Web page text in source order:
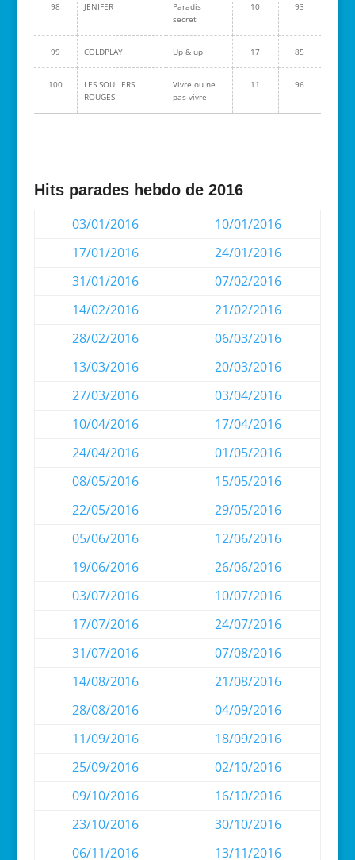
98 JENIFER
Paradis
secret
10 93
99 COLDPLAY Up & up 17 85
100
LES SOULIERS
ROUGES
Vivre ou ne
pas vivre
11 96
Hits parades hebdo de 2016
03/01/2016
10/01/2016
17/01/2016
24/01/2016
31/01/2016
07/02/2016
14/02/2016
21/02/2016
28/02/2016
06/03/2016
13/03/2016
20/03/2016
27/03/2016
03/04/2016
10/04/2016
17/04/2016
24/04/2016
01/05/2016
08/05/2016
15/05/2016
22/05/2016
29/05/2016
05/06/2016
12/06/2016
19/06/2016
26/06/2016
03/07/2016
10/07/2016
17/07/2016
24/07/2016
31/07/2016
07/08/2016
14/08/2016
21/08/2016
28/08/2016
04/09/2016
11/09/2016
18/09/2016
25/09/2016
02/10/2016
09/10/2016
16/10/2016
23/10/2016
30/10/2016
06/11/2016
13/11/2016